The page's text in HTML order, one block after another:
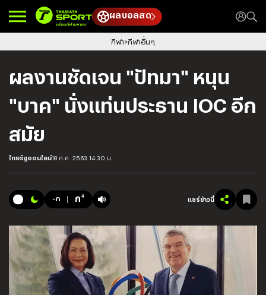
ผลบอลสด
กีฬา กีฬาอื่นๆ
ผลงานชัดเจน "ปัทมา" หนุน
"บาค" นั่งแท่นประธาน IOC อีก
สมัย
ไทยรัฐออนไลน์18 ก.ค. 2563 14:30 น.
-ก ก+ แชร์ข่าวนี้